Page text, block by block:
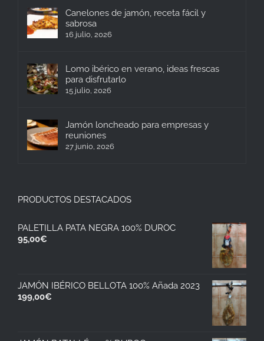
Canelones de jamón, receta fácil y
sabrosa
16 julio, 2026
Lomo ibérico en verano, ideas frescas
para disfrutarlo
15 julio, 2026
Jamón loncheado para empresas y
reuniones
27 junio, 2026
PRODUCTOS DESTACADOS
PALETILLA PATA NEGRA 100% DUROC
95,00€
JAMÓN IBÉRICO BELLOTA 100% Añada 2023
199,00€